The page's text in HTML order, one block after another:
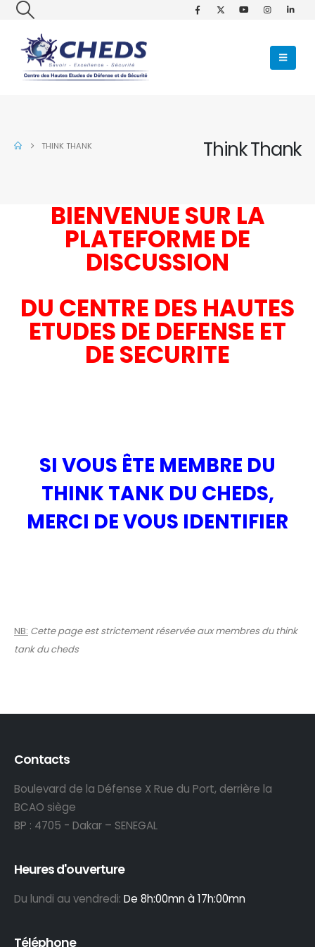
Think Thank
THINK THANK
BIENVENUE SUR LA
PLATEFORME DE
DISCUSSION
DU CENTRE DES HAUTES
ETUDES DE DEFENSE ET
DE SECURITE
SI VOUS ÊTE MEMBRE DU
THINK TANK DU CHEDS,
MERCI DE VOUS IDENTIFIER
NB: Cette page est strictement réservée aux membres du think
tank du cheds
Contacts
Boulevard de la Défense X Rue du Port, derrière la
BCAO siège
BP : 4705 - Dakar – SENEGAL
Heures d'ouverture
Du lundi au vendredi: De 8h:00mn à 17h:00mn
Téléphone